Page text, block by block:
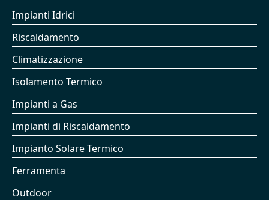
Impianti Idrici
Riscaldamento
Climatizzazione
Isolamento Termico
Impianti a Gas
Impianti di Riscaldamento
Impianto Solare Termico
Ferramenta
Outdoor